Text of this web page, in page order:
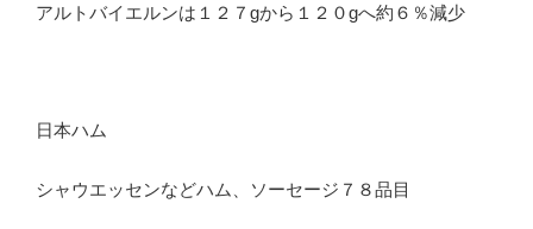
アルトバイエルンは１２７gから１２０gへ約６％減少
日本ハム
シャウエッセンなどハム、ソーセージ７８品目